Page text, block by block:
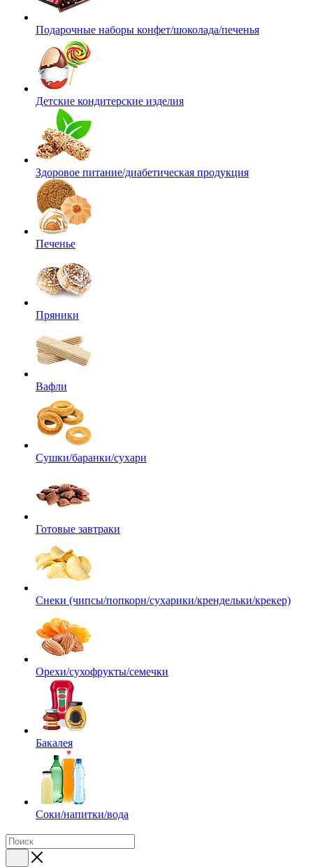
Подарочные наборы конфет/шоколада/печенья
Детские кондитерские изделия
Здоровое питание/диабетическая продукция
Печенье
Пряники
Вафли
Сушки/баранки/сухари
Готовые завтраки
Снеки (чипсы/попкорн/сухарики/крендельки/крекер)
Орехи/сухофрукты/семечки
Бакалея
Соки/напитки/вода